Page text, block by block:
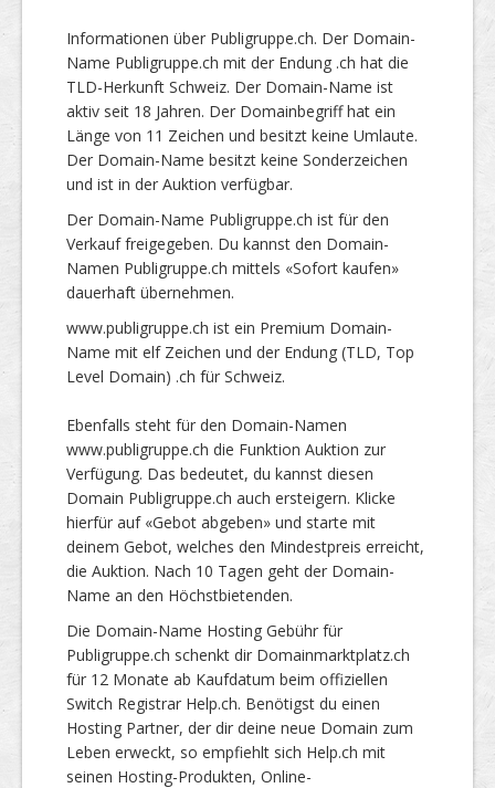
Informationen über Publigruppe.ch. Der Domain-
Name Publigruppe.ch mit der Endung .ch hat die
TLD-Herkunft Schweiz. Der Domain-Name ist
aktiv seit 18 Jahren. Der Domainbegriff hat ein
Länge von 11 Zeichen und besitzt keine Umlaute.
Der Domain-Name besitzt keine Sonderzeichen
und ist in der Auktion verfügbar.
Der Domain-Name Publigruppe.ch ist für den
Verkauf freigegeben. Du kannst den Domain-
Namen Publigruppe.ch mittels «Sofort kaufen»
dauerhaft übernehmen.
www.publigruppe.ch ist ein Premium Domain-
Name mit elf Zeichen und der Endung (TLD, Top
Level Domain) .ch für Schweiz.
Ebenfalls steht für den Domain-Namen
www.publigruppe.ch die Funktion Auktion zur
Verfügung. Das bedeutet, du kannst diesen
Domain Publigruppe.ch auch ersteigern. Klicke
hierfür auf «Gebot abgeben» und starte mit
deinem Gebot, welches den Mindestpreis erreicht,
die Auktion. Nach 10 Tagen geht der Domain-
Name an den Höchstbietenden.
Die Domain-Name Hosting Gebühr für
Publigruppe.ch schenkt dir Domainmarktplatz.ch
für 12 Monate ab Kaufdatum beim offiziellen
Switch Registrar Help.ch. Benötigst du einen
Hosting Partner, der dir deine neue Domain zum
Leben erweckt, so empfiehlt sich Help.ch mit
seinen Hosting-Produkten, Online-